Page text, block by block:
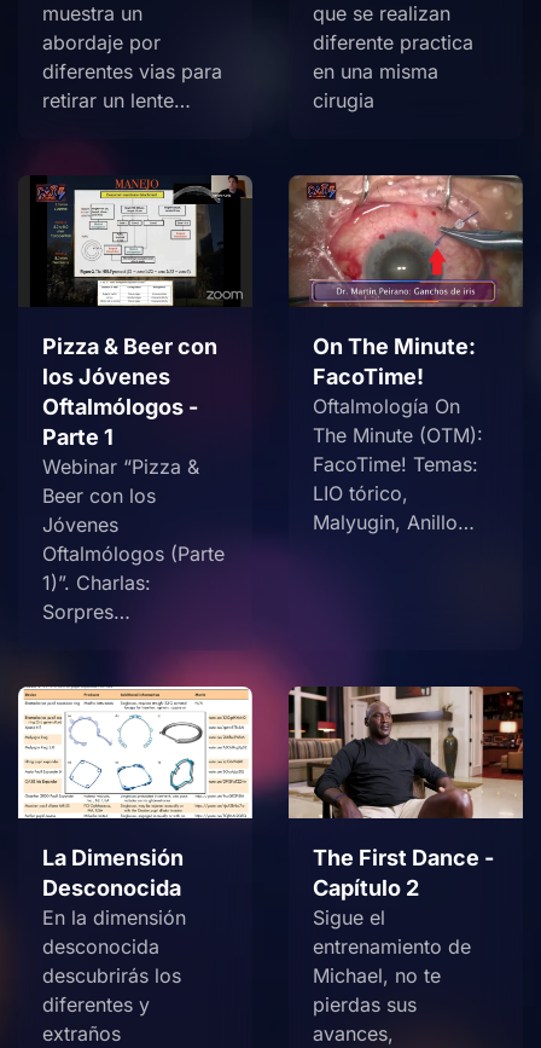
muestra un
abordaje por
diferentes vias para
retirar un lente…
que se realizan
diferente practica
en una misma
cirugia
Pizza & Beer con
los Jóvenes
Oftalmólogos -
Parte 1
Webinar “Pizza &
Beer con los
Jóvenes
Oftalmólogos (Parte
1)”. Charlas:
Sorpres…
On The Minute:
FacoTime!
Oftalmología On
The Minute (OTM):
FacoTime! Temas:
LIO tórico,
Malyugin, Anillo…
La Dimensión
Desconocida
En la dimensión
desconocida
descubrirás los
diferentes y
extraños
The First Dance -
Capítulo 2
Sigue el
entrenamiento de
Michael, no te
pierdas sus
avances,